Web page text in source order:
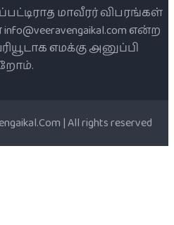
மாவீரர் விபரங்கள்
என்ற
எமக்கு அனுப்பி
| All rights reserved